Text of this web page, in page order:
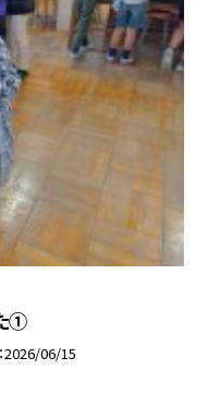
①
2026/06/15